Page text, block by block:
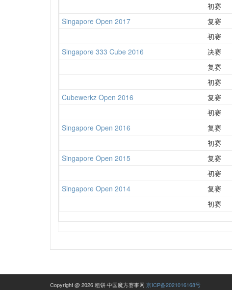
初赛
Singapore Open 2017 复赛
初赛
Singapore 333 Cube 2016 决赛
复赛
初赛
Cubewerkz Open 2016 复赛
初赛
Singapore Open 2016 复赛
初赛
Singapore Open 2015 复赛
初赛
Singapore Open 2014 复赛
初赛
Copyright @ 2026 粗饼·中国魔方赛事网 京ICP备2021016168号